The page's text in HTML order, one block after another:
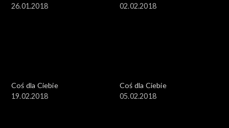
26.01.2018
02.02.2018
Coś dla Ciebie
19.02.2018
Coś dla Ciebie
05.02.2018